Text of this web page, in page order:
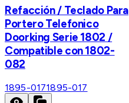
Refacción / Teclado Para
Portero Telefonico
Doorking Serie 1802 /
Compatible con 1802-
082
1895-0171895-017